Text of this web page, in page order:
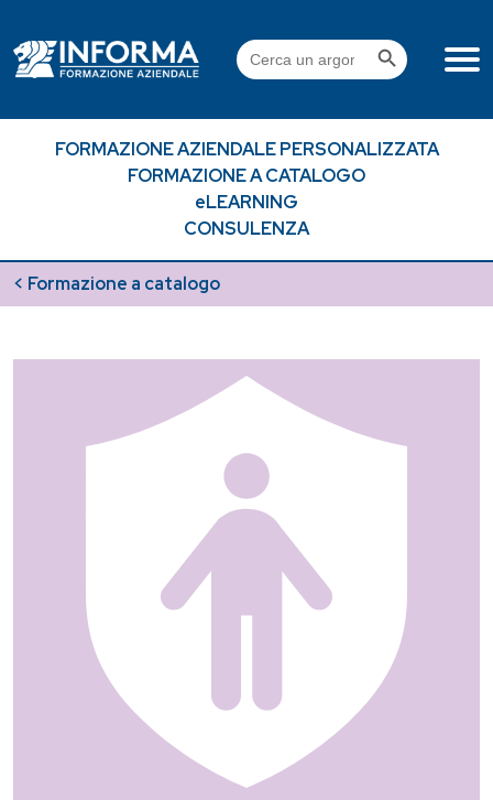
content
Search
for:
Search Button
FORMAZIONE AZIENDALE PERSONALIZZATA
FORMAZIONE A CATALOGO
eLEARNING
CONSULENZA
< Formazione a catalogo